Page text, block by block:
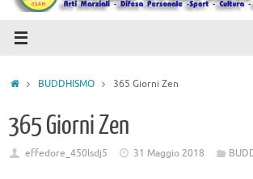
BUDDHISMO 365 Giorni Zen
365 Giorni Zen
effedore_450lsdj5 31 Maggio 2018